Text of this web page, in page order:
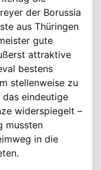
der Borussia
aus Thüringen
gute
attraktive
bestens
stellenweise zu
eindeutige
widerspiegelt –
mussten
in die